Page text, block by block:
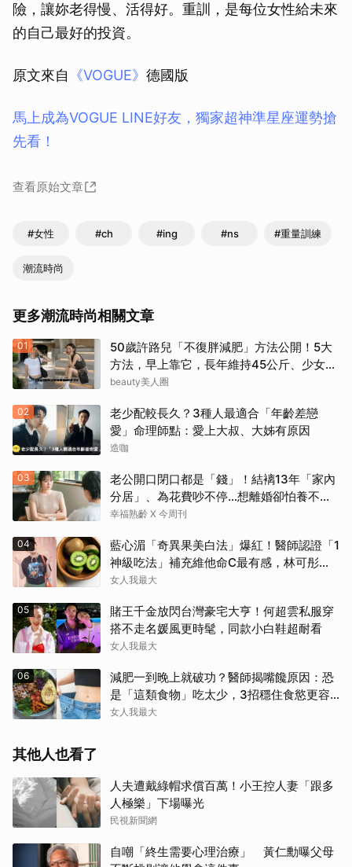
險，讓妳老得慢、活得好。重訓，是每位女性給未來
的自己最好的投資。
原文來自 《VOGUE》 德國版
馬上成為VOGUE LINE好友，獨家超神準星座運勢搶
先看！
查看原始文章
#女性 #ch #ing #ns #重量訓練
潮流時尚
更多潮流時尚相關文章
01
50歲許路兒「不復胖減肥」方法公開！5大
方法，早上靠它，長年維持45公斤、少女感
滿滿
beauty美人圈
02
老少配較長久？3種人最適合「年齡差戀
愛」命理師點：愛上大叔、大姊有原因
造咖
03
老公開口閉口都是「錢」！結褵13年「家內
分居」、為花費吵不停…想離婚卻怕養不活
自己：還要忍3年？
幸福熟齡 X 今周刊
04
藍心湄「奇異果美白法」爆紅！醫師認證「1
神級吃法」補充維他命C最有感，林可彤自
曝從小跟著吃
女人我最大
05
賭王千金放閃台灣豪宅大亨！何超雲私服穿
搭不走名媛風更時髦，同款小白鞋超耐看
女人我最大
06
減肥一到晚上就破功？醫師揭嘴饞原因：恐
是「這類食物」吃太少，3招穩住食慾更容
易瘦！
女人我最大
其他人也看了
人夫遭戴綠帽求償百萬！小王控人妻「跟多
人極樂」下場曝光
民視新聞網
自嘲「終生需要心理治療」 黃仁勳曝父母